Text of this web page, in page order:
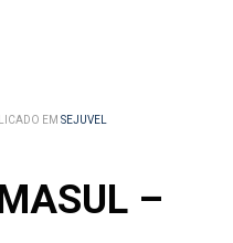
EM SEJUVEL
–